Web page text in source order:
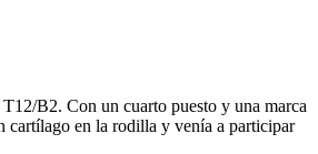
B2. Con un cuarto puesto y una marca
cartílago en la rodilla y venía a participar